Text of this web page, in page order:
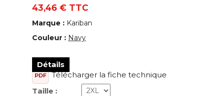
43,46 € TTC
Marque : Kariban
Couleur : Navy
Détails
PDF
Télécharger la fiche technique
Taille :